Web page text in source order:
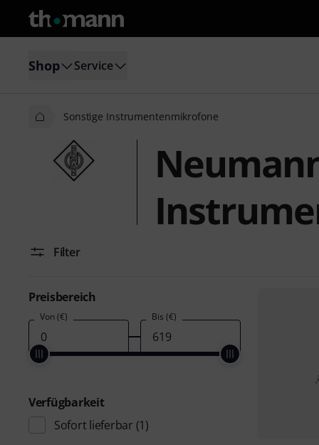
Shop Service
Sonstige Instrumentenmikrofone
Filter
Preisbereich
Von (€) Bis (€)
Verfügbarkeit
Sofort lieferbar (1)